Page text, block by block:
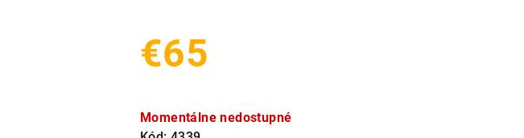
€65
cena:
Momentálne nedostupné